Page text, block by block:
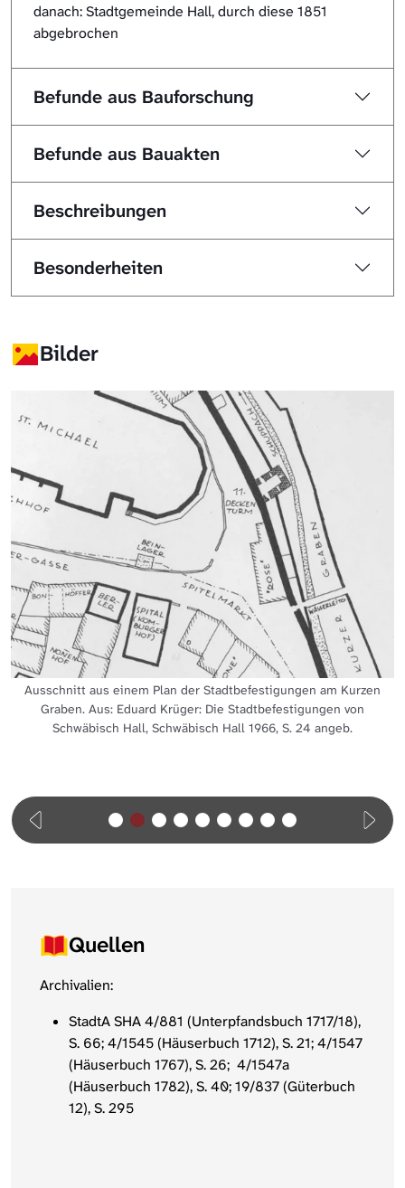
danach: Stadtgemeinde Hall, durch diese 1851
abgebrochen
Befunde aus Bauforschung
Befunde aus Bauakten
Beschreibungen
Besonderheiten
Bilder
Ausschnitt aus einem Plan der Stadtbefestigungen am Kurzen
Graben. Aus: Eduard Krüger: Die Stadtbefestigungen von
Schwäbisch Hall, Schwäbisch Hall 1966, S. 24 angeb.
Quellen
Archivalien:
StadtA SHA 4/881 (Unterpfandsbuch 1717/18),
S. 66; 4/1545 (Häuserbuch 1712), S. 21; 4/1547
(Häuserbuch 1767), S. 26; 4/1547a
(Häuserbuch 1782), S. 40; 19/837 (Güterbuch
12), S. 295